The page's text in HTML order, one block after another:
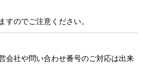
すのでご注意ください。
会社や問い合わせ番号のご対応は出来